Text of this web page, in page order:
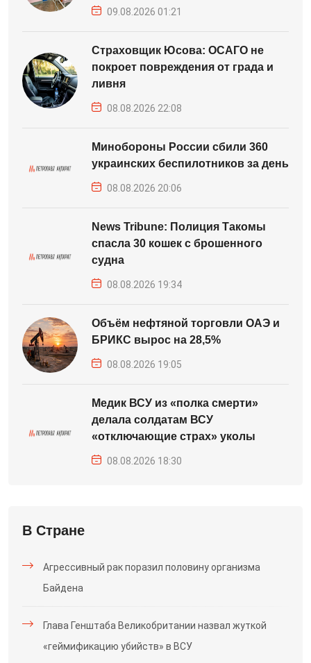
09.08.2026 01:21
Страховщик Юсова: ОСАГО не
покроет повреждения от града и
ливня
08.08.2026 22:08
Минобороны России сбили 360
украинских беспилотников за день
08.08.2026 20:06
News Tribune: Полиция Такомы
спасла 30 кошек с брошенного
судна
08.08.2026 19:34
Объём нефтяной торговли ОАЭ и
БРИКС вырос на 28,5%
08.08.2026 19:05
Медик ВСУ из «полка смерти»
делала солдатам ВСУ
«отключающие страх» уколы
08.08.2026 18:30
В Стране
Агрессивный рак поразил половину организма
Байдена
Глава Генштаба Великобритании назвал жуткой
«геймификацию убийств» в ВСУ